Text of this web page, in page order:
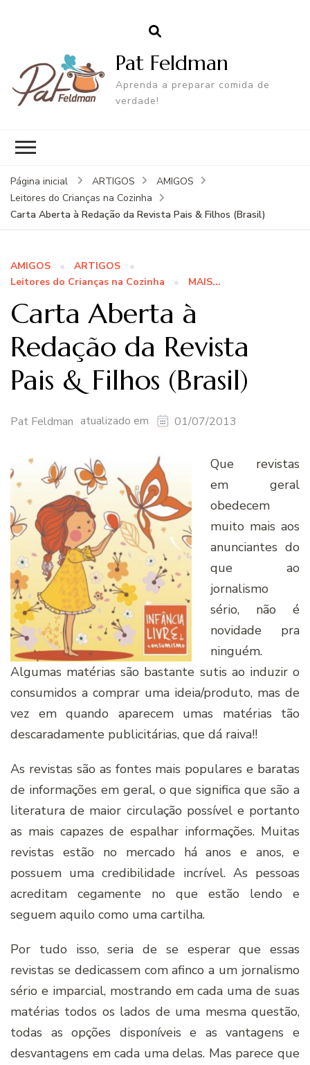
Pat Feldman
Aprenda a preparar comida de
verdade!
Página inicial ARTIGOS
AMIGOS
Leitores do Crianças na Cozinha
Carta Aberta à Redação da Revista Pais & Filhos (Brasil)
AMIGOS
ARTIGOS
Leitores do Crianças na Cozinha
MAIS...
Carta Aberta à
Redação da Revista
Pais & Filhos (Brasil)
Pat Feldman atualizado em 01/07/2013
Que revistas
em geral
obedecem
muito mais aos
anunciantes do
que ao
jornalismo
sério, não é
novidade pra
ninguém.
Algumas matérias são bastante sutis ao induzir o
consumidos a comprar uma ideia/produto, mas de
vez em quando aparecem umas matérias tão
descaradamente publicitárias, que dá raiva!!
As revistas são as fontes mais populares e baratas
de informações em geral, o que significa que são a
literatura de maior circulação possível e portanto
as mais capazes de espalhar informações. Muitas
revistas estão no mercado há anos e anos, e
possuem uma credibilidade incrível. As pessoas
acreditam cegamente no que estão lendo e
seguem aquilo como uma cartilha.
Por tudo isso, seria de se esperar que essas
revistas se dedicassem com afinco a um jornalismo
sério e imparcial, mostrando em cada uma de suas
matérias todos os lados de uma mesma questão,
todas as opções disponíveis e as vantagens e
desvantagens em cada uma delas. Mas parece que